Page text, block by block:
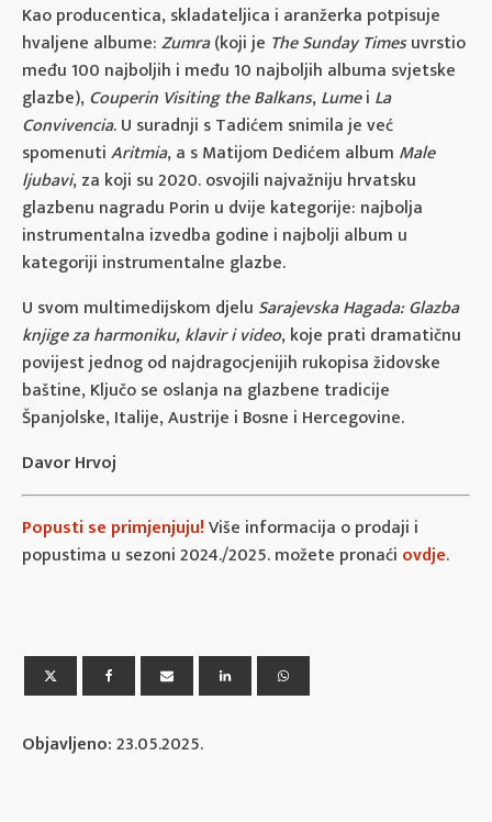
Kao producentica, skladateljica i aranžerka potpisuje
hvaljene albume:Zumra(koji je The Sunday Timesuvrstio
među 100 najboljih i među 10 najboljih albuma svjetske
glazbe), Couperin Visiting the Balkans, Lumei La
Convivencia. U suradnji s Tadićem snimila je već
spomenutiAritmia, a s Matijom Dedićem album Male
ljubavi, za koji su 2020. osvojili najvažniju hrvatsku
glazbenu nagradu Porin u dvije kategorije: najbolja
instrumentalna izvedba godine i najbolji album u
kategoriji instrumentalne glazbe.
U svom multimedijskom djelu Sarajevska Hagada: Glazba
knjige za harmoniku, klavir i video, koje prati dramatičnu
povijest jednog od najdragocjenijih rukopisa židovske
baštine, Ključo se oslanja na glazbene tradicije
Španjolske, Italije, Austrije i Bosne i Hercegovine.
Davor Hrvoj
Popusti se primjenjuju!Više informacija o prodaji i
popustima u sezoni 2024./2025. možete pronaći ovdje.
Objavljeno:23.05.2025.